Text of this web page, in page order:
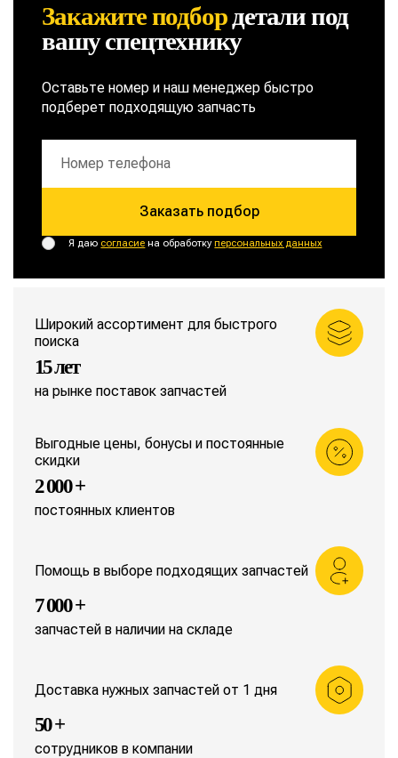
Закажите подбордеталипод
вашу спецтехнику
Оставьте номер и наш менеджер быстро
подберет подходящую запчасть
Заказать подбор
Я даю согласие на обработкуперсональных данных
Широкий ассортимент для быстрого
поиска
15 лет
на рынке поставок запчастей
Выгодные цены, бонусы и постоянные
скидки
2 000 +
постоянных клиентов
Помощь в выборе подходящих запчастей
7 000 +
запчастей в наличии на складе
Доставка нужных запчастей от 1 дня
50 +
сотрудников в компании